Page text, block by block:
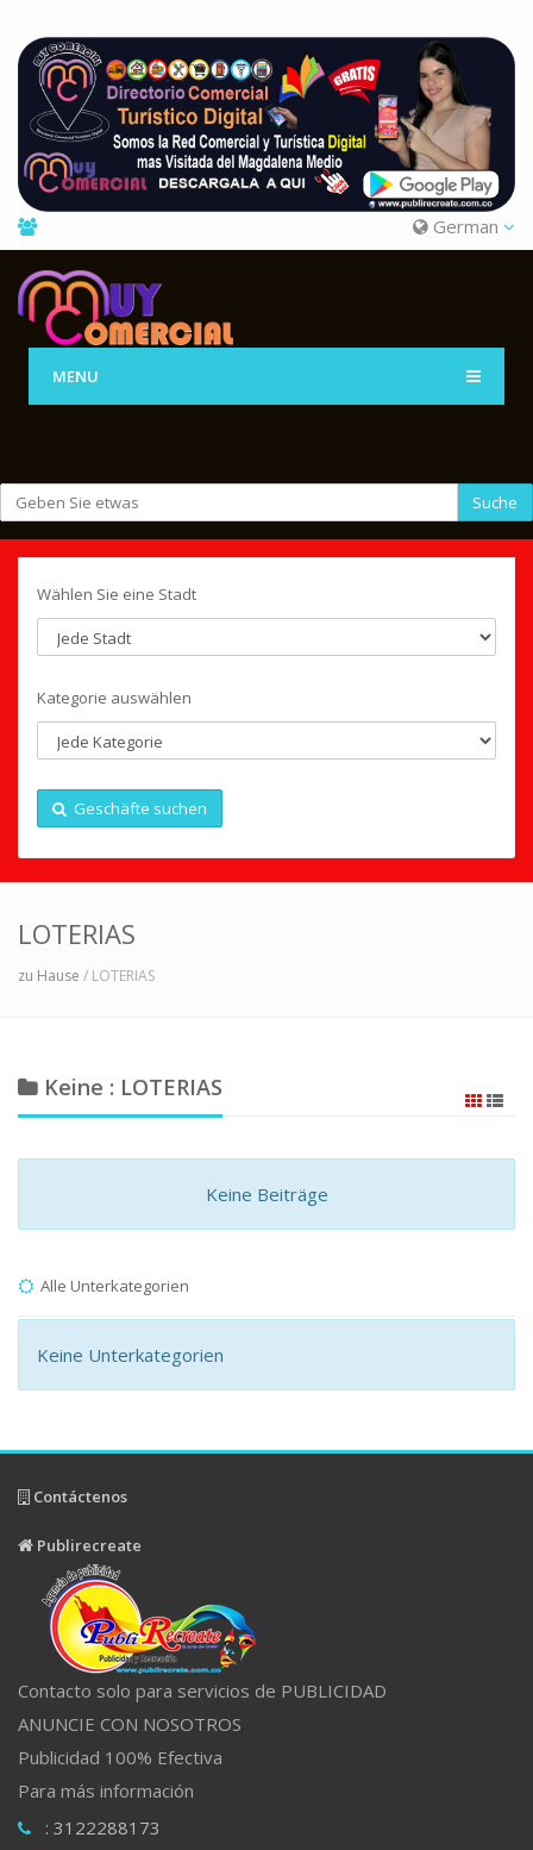
German
MENU
Suche
Wählen Sie eine Stadt
Kategorie auswählen
Geschäfte suchen
LOTERIAS
zu Hause / LOTERIAS
Keine : LOTERIAS
Keine Beiträge
Alle Unterkategorien
Keine Unterkategorien
Contáctenos
Publirecreate
Contacto solo para servicios de PUBLICIDAD
ANUNCIE CON NOSOTROS
Publicidad 100% Efectiva
Para más información
: 3122288173